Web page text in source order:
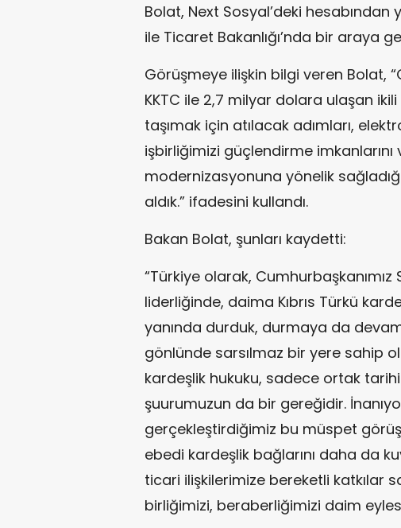
Bolat, Next Sosyal’deki hesabından
ile Ticaret Bakanlığı’nda bir araya
Görüşmeye ilişkin bilgi veren Bolat,
KKTC ile 2,7 milyar dolara ulaşan
taşımak için atılacak adımları,
işbirliğimizi güçlendirme imkanlarını
modernizasyonuna yönelik
aldık.” ifadesini kullandı.
Bakan Bolat, şunları kaydetti:
“Türkiye olarak, Cumhurbaşkanımız
liderliğinde, daima Kıbrıs Türkü
yanında durduk, durmaya da
gönlünde sarsılmaz bir yere sahip
kardeşlik hukuku, sadece ortak
şuurumuzun da bir gereğidir.
gerçekleştirdiğimiz bu müspet
ebedi kardeşlik bağlarını daha da
ticari ilişkilerimize bereketli katkılar
birliğimizi, beraberliğimizi daim